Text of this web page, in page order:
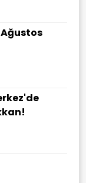
Ağustos